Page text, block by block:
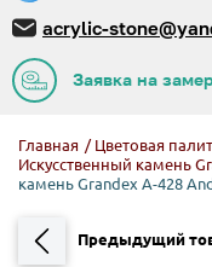
acrylic-
Заявка на замер
Главная / Цветовая
Искусственный камень
камень Grandex A-428